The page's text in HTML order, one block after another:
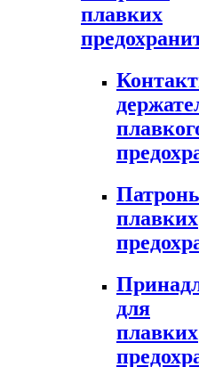
плавких
плавких
для
плавких